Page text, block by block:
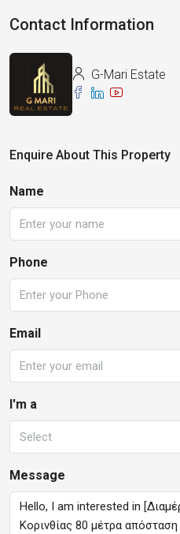
Contact Information
G-Mari Estate
Enquire About This Property
Name
Phone
Email
I'm a
Select
Message